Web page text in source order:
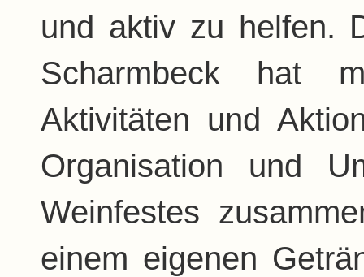
und aktiv zu helfen.
Scharmbeck hat
Aktivitäten und
Organisation und
Weinfestes
einem eigenen